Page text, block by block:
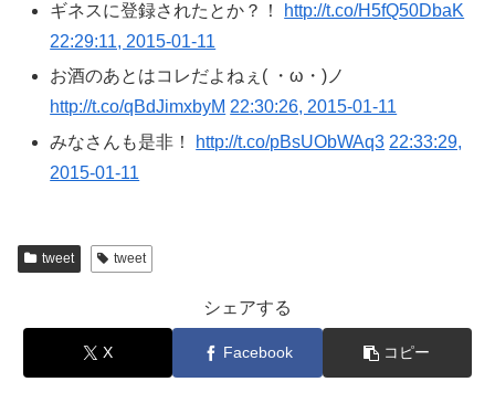
ギネスに登録されたとか？！
http://t.co/H5fQ50DbaK
22:29:11, 2015-01-11
お酒のあとはコレだよねぇ( ・ω・)ノ
http://t.co/qBdJimxbyM 22:30:26, 2015-01-11
みなさんも是非！
http://t.co/pBsUObWAq3 22:33:29,
2015-01-11
tweet tweet
シェアする
X Facebook コピー